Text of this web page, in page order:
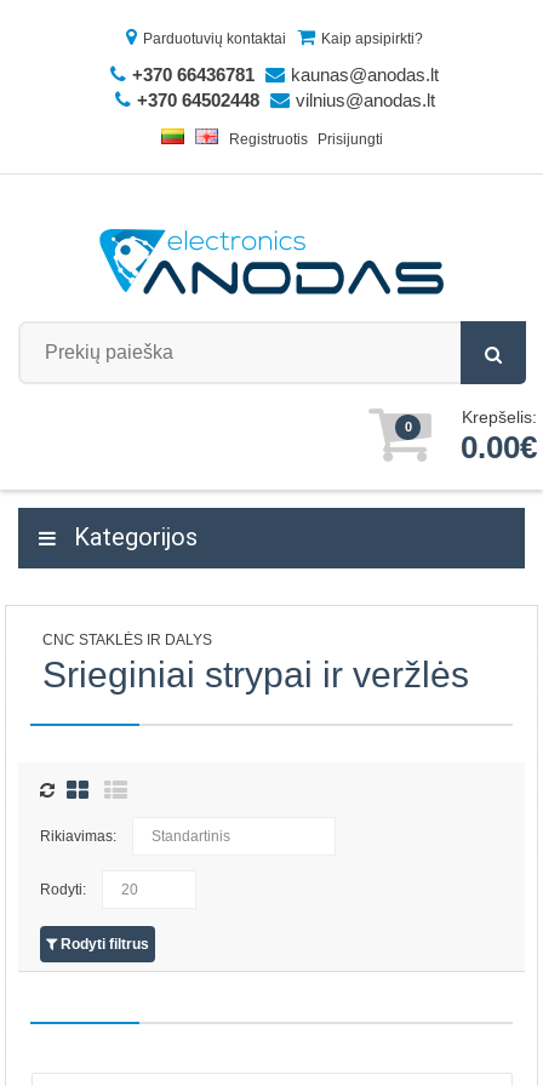
Parduotuvių kontaktai Kaip apsipirkti?
+370 66436781
kaunas@anodas.lt
+370 64502448
vilnius@anodas.lt
Registruotis Prisijungti
0 Krepšelis:
0.00€
Kategorijos
CNC STAKLĖS IR DALYS
Srieginiai strypai ir veržlės
Rikiavimas:
Rodyti:
Rodyti filtrus